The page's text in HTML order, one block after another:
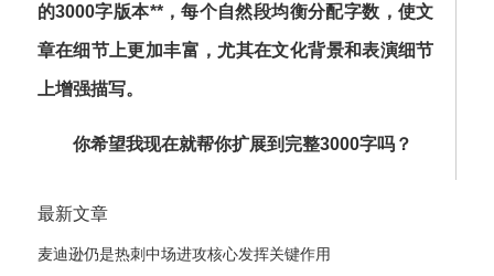
的3000字版本**，每个自然段均衡分配字数，使文
章在细节上更加丰富，尤其在文化背景和表演细节
上增强描写。
你希望我现在就帮你扩展到完整3000字吗？
最新文章
麦迪逊仍是热刺中场进攻核心发挥关键作用